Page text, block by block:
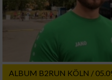
ALBUM B2RUN KÖLN /